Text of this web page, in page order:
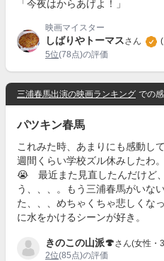
「今夜はからあげよ！」
映画マイスター
しばりやトーマスさん
5位(78点)の評価
三浦春馬出演の映画ランキング での
パツキン春馬
これみた時、あまりにも感動し
週間くらい学校ズル休みした
😭 最近また見直したんだけど
う、、、。もう三浦春馬がいな
た、、、めちゃくちゃ悲しく
に水をかけるシーンが好き。
きのこの山派🍄さん(女性・
2位(85点)の評価